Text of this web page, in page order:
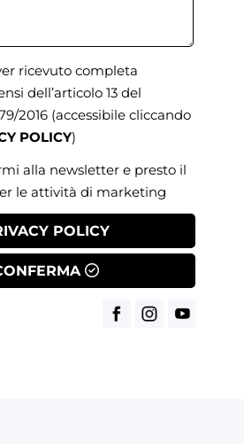
ricevuto completa
dell’articolo 13 del
2016 (accessibile cliccando
POLICY)
alla newsletter e presto il
le attività di marketing
POLICY